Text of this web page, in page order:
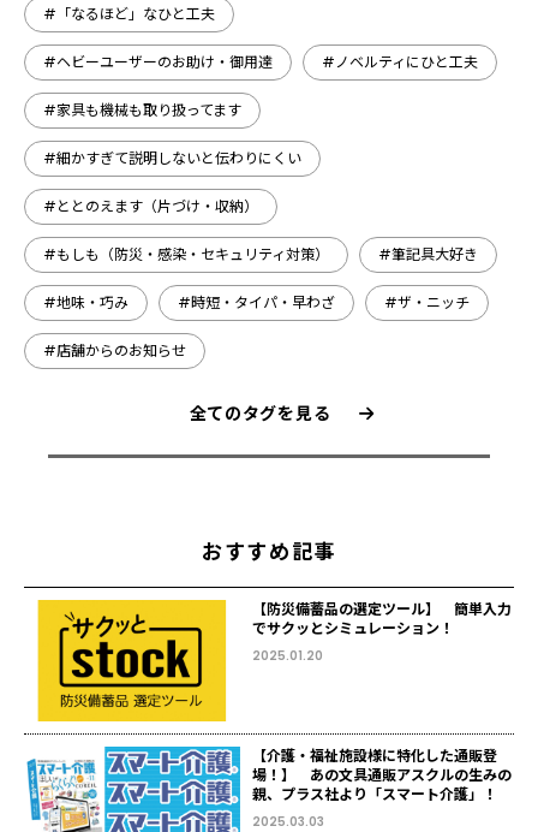
#「なるほど」なひと工夫
#ヘビーユーザーのお助け・御用達 #ノベルティにひと工夫
#家具も機械も取り扱ってます
#細かすぎて説明しないと伝わりにくい
#ととのえます（片づけ・収納）
#もしも（防災・感染・セキュリティ対策） #筆記具大好き
#地味・巧み #時短・タイパ・早わざ #ザ・ニッチ
#店舗からのお知らせ
全てのタグを見る
おすすめ記事
【防災備蓄品の選定ツール】 簡単入力
でサクッとシミュレーション！
2025.01.20
【介護・福祉施設様に特化した通販登
場！】 あの文具通販アスクルの生みの
親、プラス社より「スマート介護」！
2025.03.03